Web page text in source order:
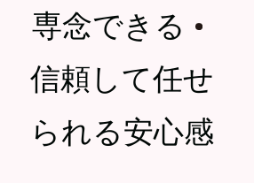
専念できる ・
信頼して任せ
られる安心感